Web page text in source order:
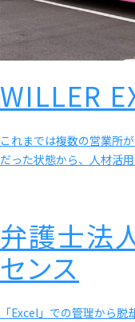
WILLER
これまでは複数の営業所
だった状態から、人材活
弁護士法
センス
「Excel」での管理から